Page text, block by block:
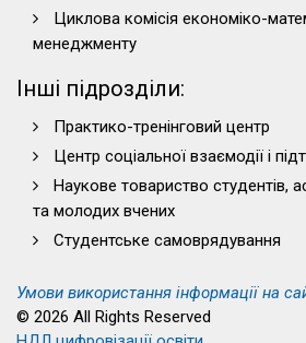
Циклова комісія економіко-
менеджменту
Інші підрозділи:
Практико-тренінговий центр
Центр соціальної взаємодії і
Наукове товариство студентів,
та молодих вчених
Студентське самоврядування
Умови використання інформації на
© 2026 All Rights Reserved